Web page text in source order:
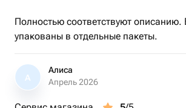
Полностью соответствуют описанию.
упакованы в отдельные пакеты.
А
Алиса
Апрель 2026